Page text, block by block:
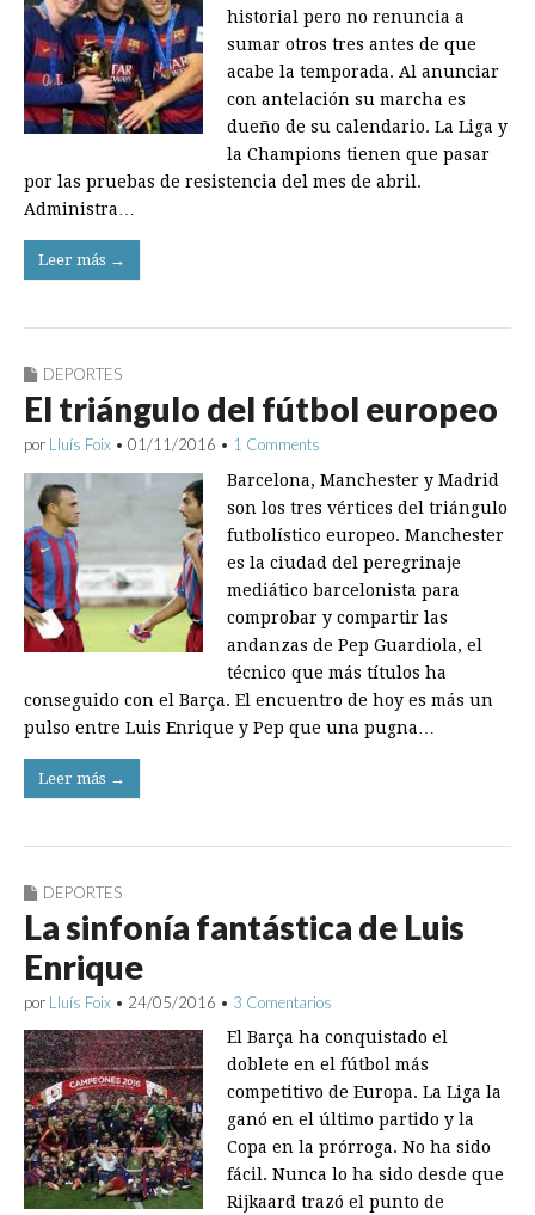
historial pero no renuncia a
sumar otros tres antes de que
acabe la temporada. Al anunciar
con antelación su marcha es
dueño de su calendario. La Liga y
la Champions tienen que pasar
por las pruebas de resistencia del mes de abril.
Administra…
Leer más →
DEPORTES
El triángulo del fútbol europeo
por Lluís Foix • 01/11/2016 • 1 Comments
Barcelona, Manchester y Madrid
son los tres vértices del triángulo
futbolístico europeo. Manchester
es la ciudad del peregrinaje
mediático barcelonista para
comprobar y compartir las
andanzas de Pep Guardiola, el
técnico que más títulos ha
conseguido con el Barça. El encuentro de hoy es más un
pulso entre Luis Enrique y Pep que una pugna…
Leer más →
DEPORTES
La sinfonía fantástica de Luis
Enrique
por Lluís Foix • 24/05/2016 • 3 Comentarios
El Barça ha conquistado el
doblete en el fútbol más
competitivo de Europa. La Liga la
ganó en el último partido y la
Copa en la prórroga. No ha sido
fácil. Nunca lo ha sido desde que
Rijkaard trazó el punto de